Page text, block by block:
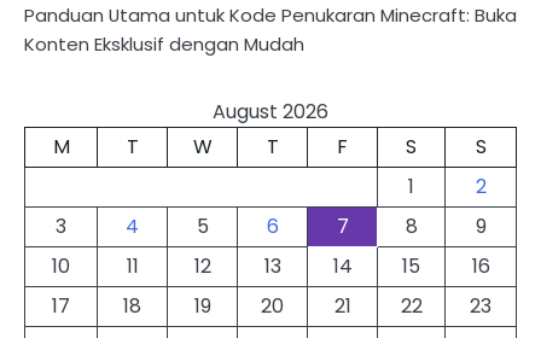
Panduan Utama untuk Kode Penukaran Minecraft: Buka
Konten Eksklusif dengan Mudah
August 2026
M
T W T F S
S
1
2
3
4 5 6 7 8
9
10
11 12 13 14 15
16
17
18 19 20 21 22
23